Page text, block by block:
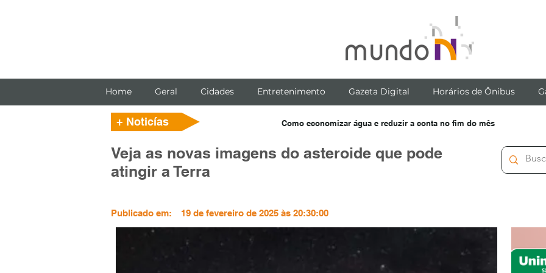
Home Geral Cidades Entretenimento Gazeta Digital Horários de Ônibus
Como economizar água e reduzir a conta no fim do mês
+ Noticías
Veja as novas imagens do asteroide que pode
atingir a Terra
Publicado em: 19 de fevereiro de 2025 às 20:30:00